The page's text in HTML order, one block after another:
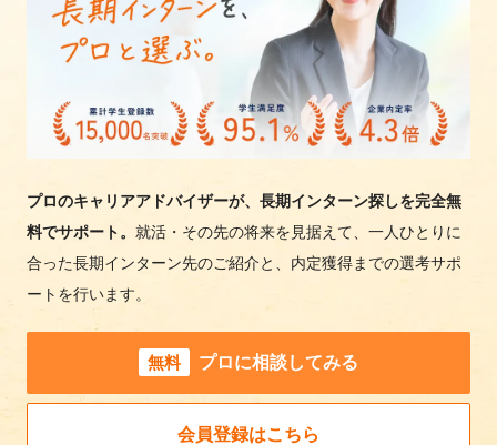
プロのキャリアアドバイザーが、長期インターン探しを完全無
料でサポート。 就活・その先の将来を見据えて、一人ひとりに
合った長期インターン先のご紹介と、内定獲得までの選考サポ
ートを行います。
無料 プロに相談してみる
会員登録はこちら